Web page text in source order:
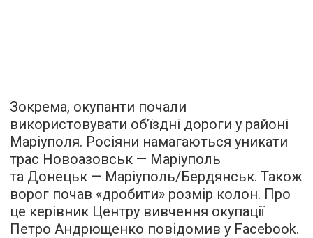
Зокрема, окупанти почали
використовувати обʼїздні дороги у районі
Маріуполя. Росіяни намагаються уникати
трас Новоазовськ — Маріуполь
та Донецьк — Маріуполь/Бердянськ. Також
ворог почав «дробити» розмір колон. Про
це керівник Центру вивчення окупації
Петро Андрющенко повідомив у Facebook.